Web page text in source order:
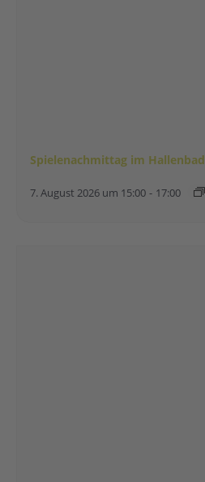
Spielenachmittag im Hallenbad
7. August 2026 um 15:00 - 17:00